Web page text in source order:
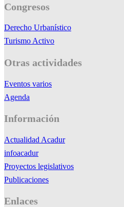
Congresos
Derecho Urbanístico
Turismo Activo
Otras actividades
Eventos varios
Agenda
Información
Actualidad Acadur
infoacadur
Proyectos legislativos
Publicaciones
Enlaces